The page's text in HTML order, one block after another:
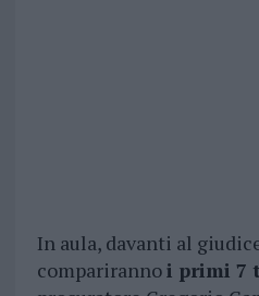
In aula, davanti al
comparirannoi primi 7